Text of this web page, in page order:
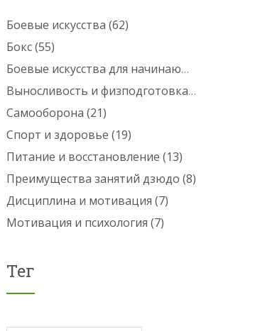
Боевые искусства (62)
Бокс(55)
Боевые искусства для начинающих
Выносливость и физподготовка(24)
Самооборона (21)
Спорт и здоровье (19)
Питание и восстановление (13)
Преимущества занятий дзюдо (8)
Дисциплина и мотивация (7)
Мотивация и психология (7)
Тег